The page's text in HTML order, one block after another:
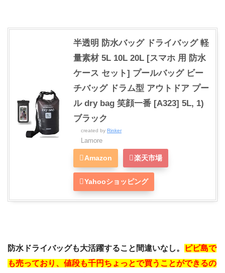
半透明 防水バッグ ドライバッグ 軽
量素材 5L 10L 20L [スマホ 用 防水
ケース セット] プールバッグ ビー
チバッグ ドラム型 アウトドア プー
ル dry bag 笑顔一番 [A323] 5L, 1)
ブラック
created by Rinker
Lamore
Amazon 楽天市場
Yahooショッピング
防水ドライバッグも大活躍すること間違いなし。
ピピ島で
も売っており、値段も千円ちょっとで買うことができるの